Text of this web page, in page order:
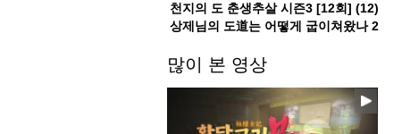
천지의 도 춘생추살 시즌3 [12회] (12)
상제님의 도道는 어떻게 굽이쳐왔나 2
많이 본 영상